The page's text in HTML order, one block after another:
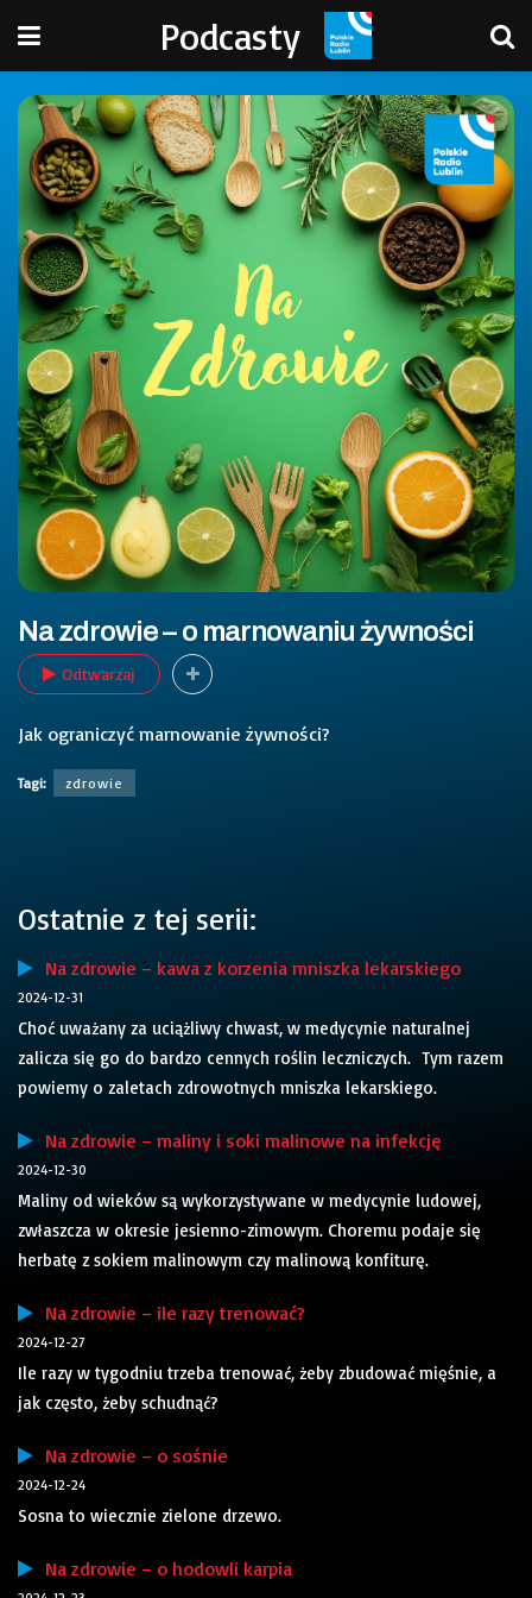
Podcasty
Na zdrowie – o marnowaniu żywności
Odtwarzaj
Jak ograniczyć marnowanie żywności?
Tagi: zdrowie
Ostatnie z tej serii:
Na zdrowie – kawa z korzenia mniszka lekarskiego
2024-12-31
Choć uważany za uciążliwy chwast, w medycynie naturalnej
zalicza się go do bardzo cennych roślin leczniczych. Tym razem
powiemy o zaletach zdrowotnych mniszka lekarskiego.
Na zdrowie – maliny i soki malinowe na infekcję
2024-12-30
Maliny od wieków są wykorzystywane w medycynie ludowej,
zwłaszcza w okresie jesienno-zimowym. Choremu podaje się
herbatę z sokiem malinowym czy malinową konfiturę.
Na zdrowie – ile razy trenować?
2024-12-27
Ile razy w tygodniu trzeba trenować, żeby zbudować mięśnie, a
jak często, żeby schudnąć?
Na zdrowie – o sośnie
2024-12-24
Sosna to wiecznie zielone drzewo.
Na zdrowie – o hodowli karpia